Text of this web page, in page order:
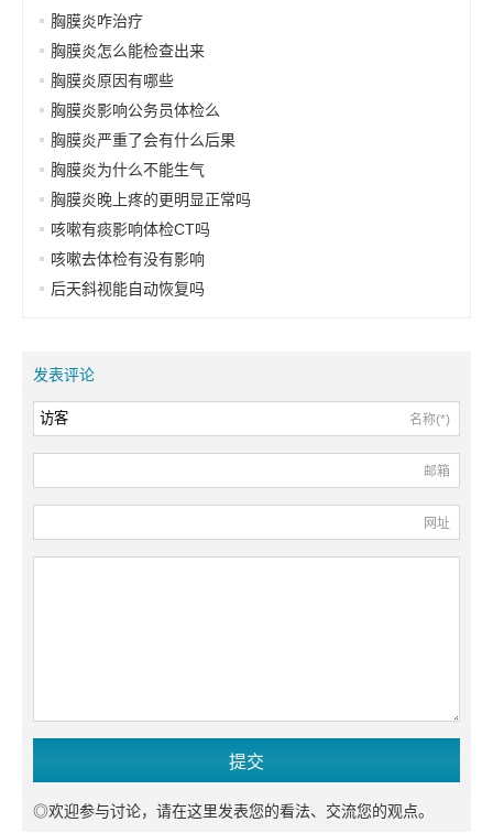
胸膜炎咋治疗
胸膜炎怎么能检查出来
胸膜炎原因有哪些
胸膜炎影响公务员体检么
胸膜炎严重了会有什么后果
胸膜炎为什么不能生气
胸膜炎晚上疼的更明显正常吗
咳嗽有痰影响体检CT吗
咳嗽去体检有没有影响
后天斜视能自动恢复吗
发表评论
名称(*)
邮箱
网址
◎欢迎参与讨论，请在这里发表您的看法、交流您的观点。